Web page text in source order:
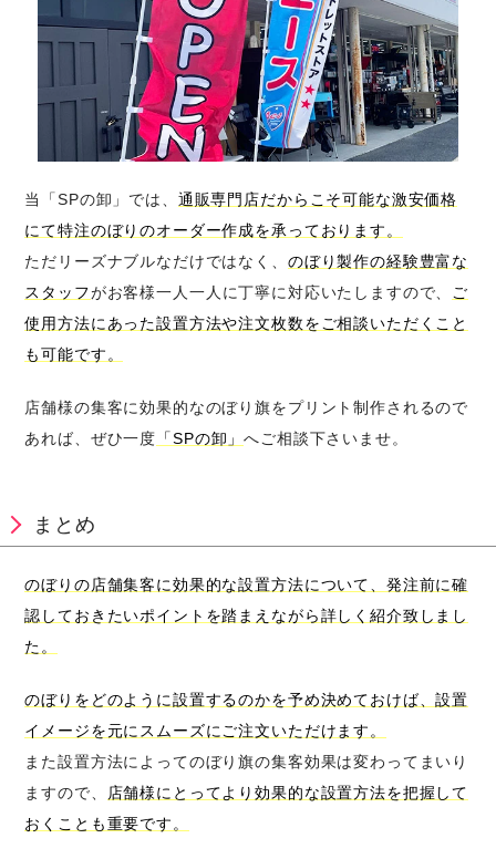
当「SPの卸」では、 通販専門店だからこそ可能な激安価格
にて特注のぼりのオーダー作成を承っております。
ただリーズナブルなだけではなく、 のぼり製作の経験豊富な
スタッフがお客様一人一人に丁寧に対応いたしますので、
ご
使用方法にあった設置方法や注文枚数をご相談いただくこと
も可能です。
店舗様の集客に効果的なのぼり旗をプリント制作されるので
あれば、ぜひ一度 「SPの卸」へご相談下さいませ。
まとめ
のぼりの店舗集客に効果的な設置方法について、発注前に確
認しておきたいポイントを踏まえながら詳しく紹介致しまし
た。
のぼりをどのように設置するのかを予め決めておけば、設置
イメージを元にスムーズにご注文いただけます。
また設置方法によってのぼり旗の集客効果は変わってまいり
ますので、
店舗様にとってより効果的な設置方法を把握して
おくことも重要です。